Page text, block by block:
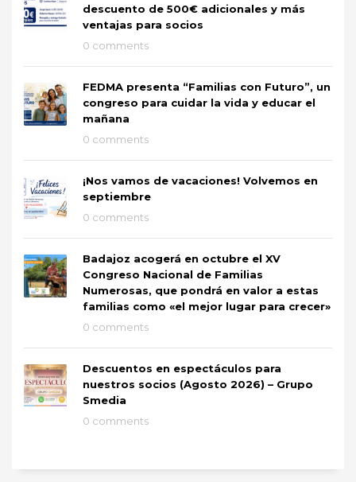
descuento de 500€ adicionales y más
ventajas para socios
0 comments
FEDMA presenta “Familias con Futuro”, un
congreso para cuidar la vida y educar el
mañana
0 comments
¡Nos vamos de vacaciones! Volvemos en
septiembre
0 comments
Badajoz acogerá en octubre el XV
Congreso Nacional de Familias
Numerosas, que pondrá en valor a estas
familias como «el mejor lugar para crecer»
0 comments
Descuentos en espectáculos para
nuestros socios (Agosto 2026) – Grupo
Smedia
0 comments